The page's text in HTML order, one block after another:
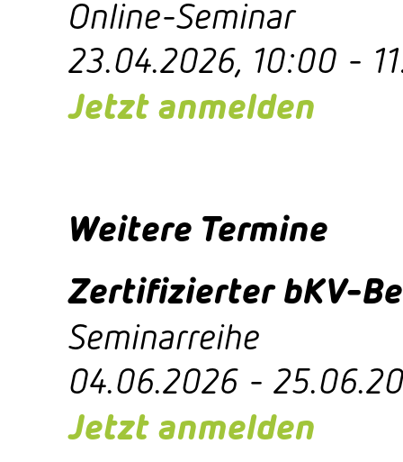
Online-Seminar
​23.04.2026, 10:00 -
Jetzt anmelden
Weitere Termine
Zertifizierter bKV-
Seminarreihe
​04.06.2026 -
Jetzt anmelden